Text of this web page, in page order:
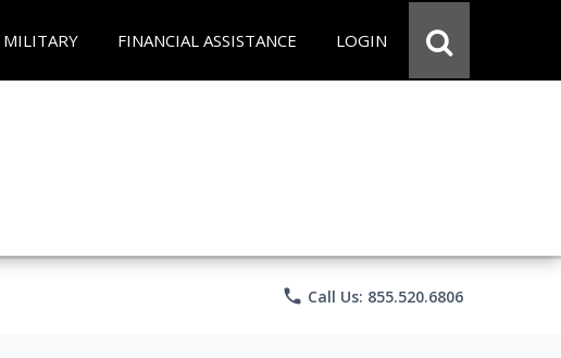
MILITARY FINANCIAL ASSISTANCE LOGIN
phone Call Us: 855.520.6806